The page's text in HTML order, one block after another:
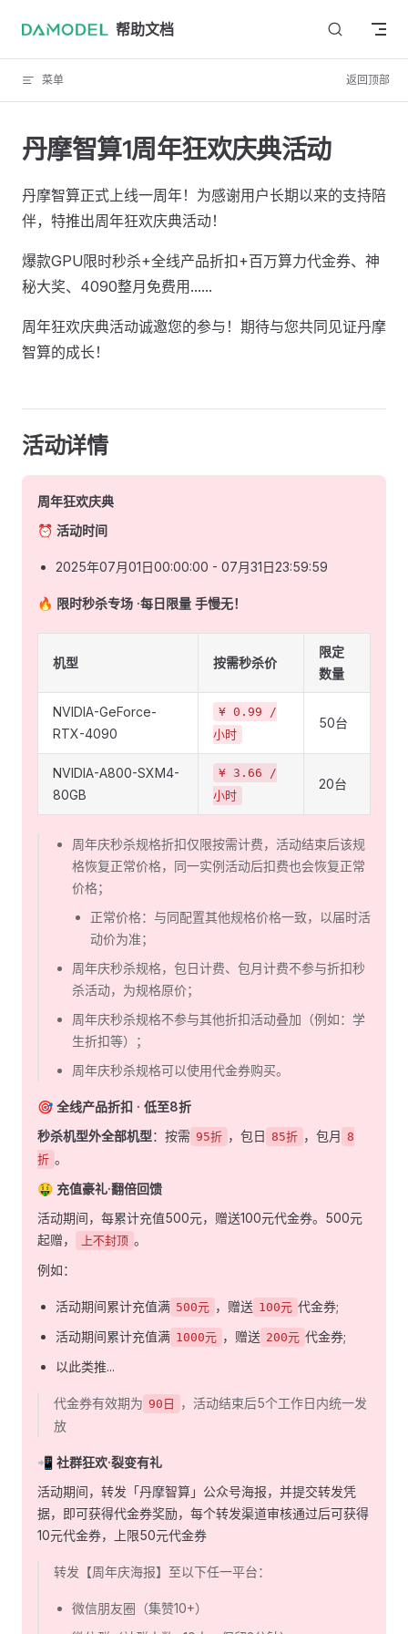
Skip to content 帮助文档
菜单 返回顶部
丹摩智算1周年狂欢庆典活动
丹摩智算正式上线一周年！为感谢用户长期以来的支持陪
伴，特推出周年狂欢庆典活动！
爆款GPU限时秒杀+全线产品折扣+百万算力代金券、神
秘大奖、4090整月免费用......
周年狂欢庆典活动诚邀您的参与！期待与您共同见证丹摩
智算的成长！
活动详情
周年狂欢庆典
⏰ 活动时间
2025年07月01日00:00:00 - 07月31日23:59:59
🔥 限时秒杀专场 ·每日限量 手慢无！
机型 按需秒杀价
限定
数量
NVIDIA-GeForce-
RTX-4090
¥ 0.99 /
小时
50台
NVIDIA-A800-SXM4-
80GB
¥ 3.66 /
小时
20台
周年庆秒杀规格折扣仅限按需计费，活动结束后该规
格恢复正常价格，同一实例活动后扣费也会恢复正常
价格；
正常价格：与同配置其他规格价格一致，以届时活
动价为准；
周年庆秒杀规格，包日计费、包月计费不参与折扣秒
杀活动，为规格原价；
周年庆秒杀规格不参与其他折扣活动叠加（例如：学
生折扣等）；
周年庆秒杀规格可以使用代金券购买。
🎯 全线产品折扣 · 低至8折
秒杀机型外全部机型：按需 95折 ，包日 85折 ，包月 8
折 。
🤑 充值豪礼·翻倍回馈
活动期间，每累计充值500元，赠送100元代金券。500元
起赠，
上不封顶 。
例如：
活动期间累计充值满 500元 ，赠送 100元 代金券;
活动期间累计充值满 1000元 ，赠送 200元 代金券;
以此类推...
代金券有效期为 90日
，活动结束后5个工作日内统一发
放
📲 社群狂欢·裂变有礼
活动期间，转发「丹摩智算」公众号海报，并提交转发凭
据，即可获得代金券奖励，每个转发渠道审核通过后可获得
10元代金券，上限50元代金券
转发【周年庆海报】至以下任一平台：
微信朋友圈（集赞10+）